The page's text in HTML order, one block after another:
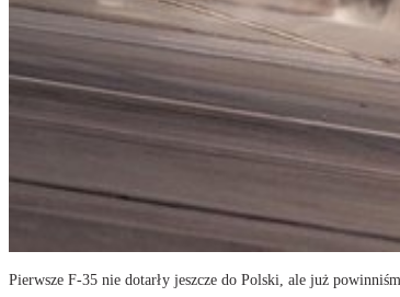
Pierwsze F-35 nie dotarły jeszcze do Polski, ale już